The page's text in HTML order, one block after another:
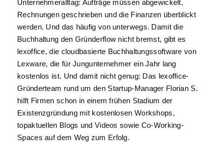
Unternehmeralltag: Aufträge müssen abgewickelt,
Rechnungen geschrieben und die Finanzen überblickt
werden. Und das häufig von unterwegs. Damit die
Buchhaltung den Gründerflow nicht bremst, gibt es
lexoffice, die cloudbasierte Buchhaltungssoftware von
Lexware, die für Jungunternehmer ein Jahr lang
kostenlos ist. Und damit nicht genug: Das lexoffice-
Gründerteam rund um den Startup-Manager Florian S.
hilft Firmen schon in einem frühen Stadium der
Existenzgründung mit kostenlosen Workshops,
topaktuellen Blogs und Videos sowie Co-Working-
Spaces auf dem Weg zum Erfolg.